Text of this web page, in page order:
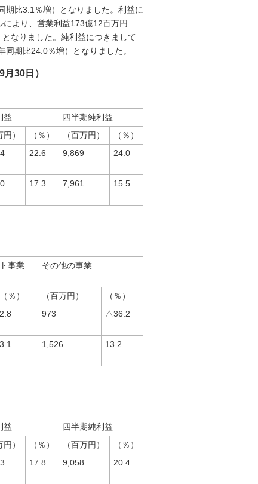
期比3.1％増）となりました。利益に
より、営業利益173億12百万円
なりました。純利益につきまして
期比24.0％増）となりました。
30日）
益
四半期純利益
円） （％） （百万円）
（％）
22.6 9,869 24.0
17.3 7,961 15.5
事業 その他の事業
（％） （百万円）
（％）
2.8 973 △36.2
3.1 1,526 13.2
益
四半期純利益
円） （％） （百万円）
（％）
17.8 9,058 20.4